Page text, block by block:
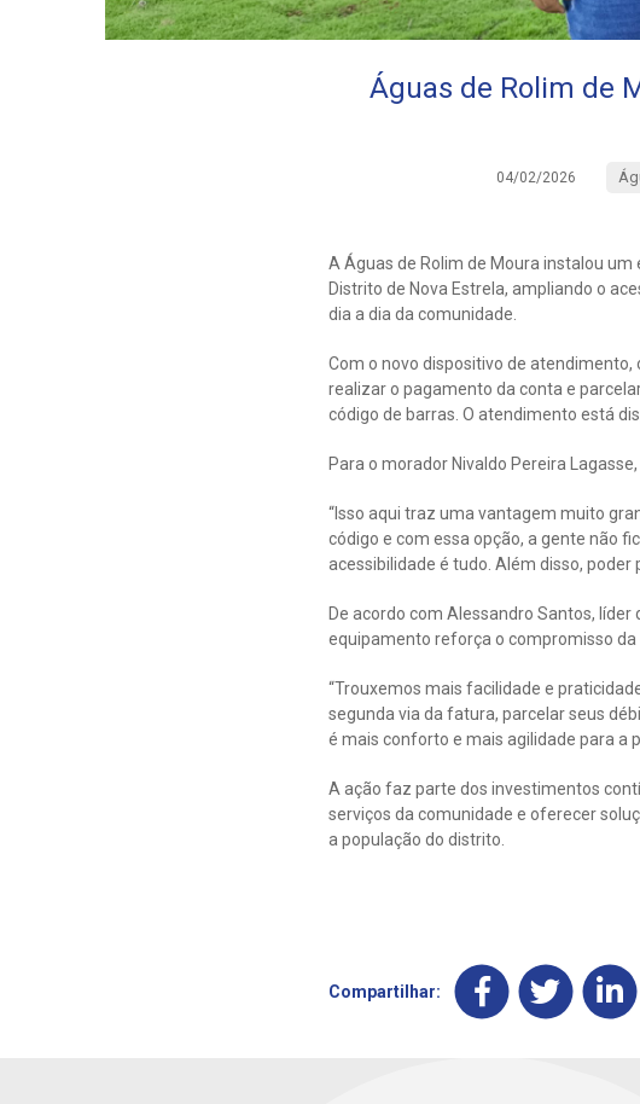
Águas de Rolim de
04/02/2026
A Águas de Rolim de Moura instalou
Distrito de Nova Estrela, ampliando o
dia a dia da comunidade.
Com o novo dispositivo de
realizar o pagamento da conta e
código de barras. O atendimento está
Para o morador Nivaldo Pereira
“Isso aqui traz uma vantagem muito
código e com essa opção, a gente não
acessibilidade é tudo. Além disso, poder
De acordo com Alessandro Santos,
equipamento reforça o compromisso da
“Trouxemos mais facilidade e
segunda via da fatura, parcelar seus
é mais conforto e mais agilidade para a
A ação faz parte dos investimentos
serviços da comunidade e oferecer
a população do distrito.
Compartilhar: